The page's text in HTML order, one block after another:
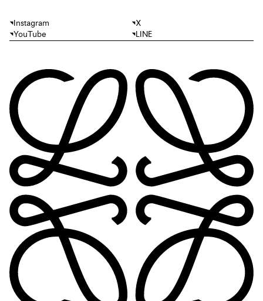
Instagram
X
YouTube
LINE